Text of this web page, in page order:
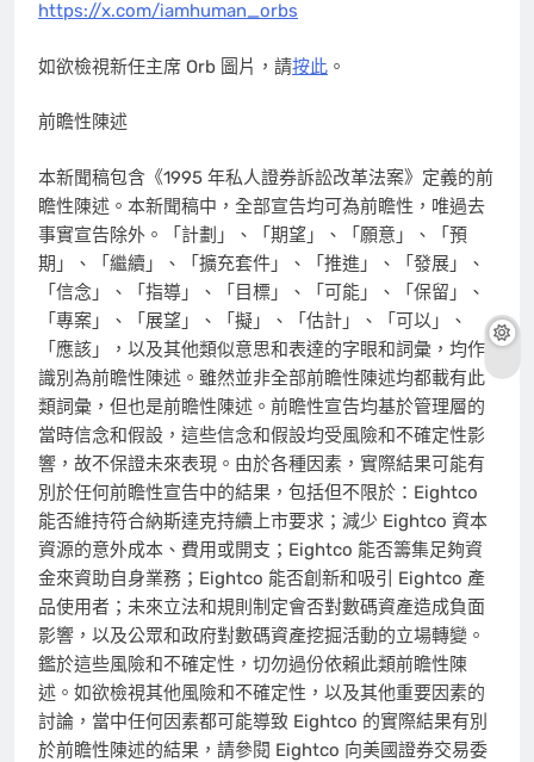
https://x.com/iamhuman_orbs
如欲檢視新任主席 Orb 圖片，請按此 。
前瞻性陳述
本新聞稿包含《1995 年私人證券訴訟改革法案》定義的前
瞻性陳述。本新聞稿中，全部宣告均可為前瞻性，唯過去
事實宣告除外。「計劃」、「期望」、「願意」、「預
期」、「繼續」、「擴充套件」、「推進」、「發展」、
「信念」、「指導」、「目標」、「可能」、「保留」、
「專案」、「展望」、「擬」、「估計」、「可以」、
「應該」，以及其他類似意思和表達的字眼和詞彙，均作
識別為前瞻性陳述。雖然並非全部前瞻性陳述均都載有此
類詞彙，但也是前瞻性陳述。前瞻性宣告均基於管理層的
當時信念和假設，這些信念和假設均受風險和不確定性影
響，故不保證未來表現。由於各種因素，實際結果可能有
別於任何前瞻性宣告中的結果，包括但不限於：Eightco
能否維持符合納斯達克持續上市要求；減少 Eightco 資本
資源的意外成本、費用或開支；Eightco 能否籌集足夠資
金來資助自身業務；Eightco 能否創新和吸引 Eightco 產
品使用者；未來立法和規則制定會否對數碼資產造成負面
影響，以及公眾和政府對數碼資產挖掘活動的立場轉變。
鑑於這些風險和不確定性，切勿過份依賴此類前瞻性陳
述。如欲檢視其他風險和不確定性，以及其他重要因素的
討論，當中任何因素都可能導致 Eightco 的實際結果有別
於前瞻性陳述的結果，請參閱 Eightco 向美國證券交易委